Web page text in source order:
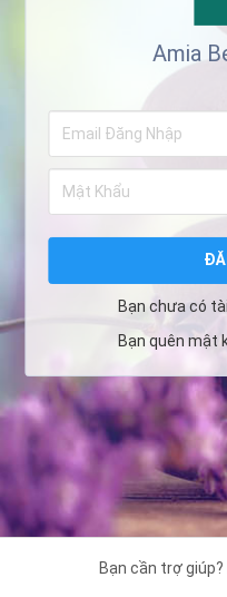
Amia
Bạn chưa có
Bạn quên mật
Bạn cần trợ giúp?